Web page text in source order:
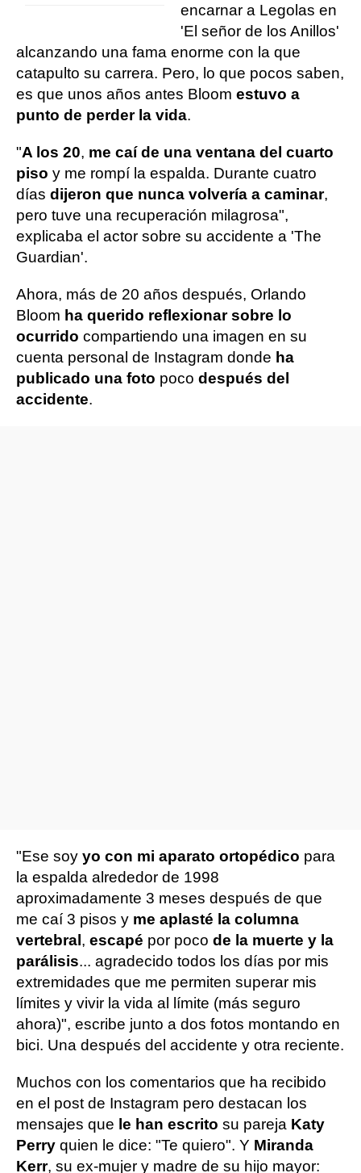
encarnar a Legolas en
'El señor de los Anillos'
alcanzando una fama enorme con la que
catapulto su carrera. Pero, lo que pocos saben,
es que unos años antes Bloom estuvo a
punto de perder la vida.
"A los 20, me caí de una ventana del cuarto
piso y me rompí la espalda. Durante cuatro
días dijeron que nunca volvería a caminar,
pero tuve una recuperación milagrosa",
explicaba el actor sobre su accidente a 'The
Guardian'.
Ahora, más de 20 años después, Orlando
Bloom ha querido reflexionar sobre lo
ocurrido compartiendo una imagen en su
cuenta personal de Instagram donde ha
publicado una foto poco después del
accidente.
"Ese soy yo con mi aparato ortopédico para
la espalda alrededor de 1998
aproximadamente 3 meses después de que
me caí 3 pisos y me aplasté la columna
vertebral , escapé por poco de la muerte y la
parálisis... agradecido todos los días por mis
extremidades que me permiten superar mis
límites y vivir la vida al límite (más seguro
ahora)", escribe junto a dos fotos montando en
bici. Una después del accidente y otra reciente.
Muchos con los comentarios que ha recibido
en el post de Instagram pero destacan los
mensajes que le han escrito su pareja Katy
Perry quien le dice: "Te quiero". Y Miranda
Kerr, su ex-mujer y madre de su hijo mayor: